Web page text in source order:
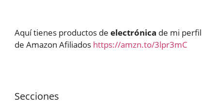
Aquí tienes productos de electrónica de mi perfil
de Amazon Afiliados https://amzn.to/3lpr3mC
Secciones